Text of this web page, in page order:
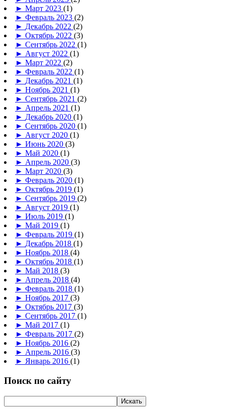
► Март 2023 (1)
► Февраль 2023 (2)
► Декабрь 2022 (2)
► Октябрь 2022 (3)
► Сентябрь 2022 (1)
► Август 2022 (1)
► Март 2022 (2)
► Февраль 2022 (1)
► Декабрь 2021 (1)
► Ноябрь 2021 (1)
► Сентябрь 2021 (2)
► Апрель 2021 (1)
► Декабрь 2020 (1)
► Сентябрь 2020 (1)
► Август 2020 (1)
► Июнь 2020 (3)
► Май 2020 (1)
► Апрель 2020 (3)
► Март 2020 (3)
► Февраль 2020 (1)
► Октябрь 2019 (1)
► Сентябрь 2019 (2)
► Август 2019 (1)
► Июль 2019 (1)
► Май 2019 (1)
► Февраль 2019 (1)
► Декабрь 2018 (1)
► Ноябрь 2018 (4)
► Октябрь 2018 (1)
► Май 2018 (3)
► Апрель 2018 (4)
► Февраль 2018 (1)
► Ноябрь 2017 (3)
► Октябрь 2017 (3)
► Сентябрь 2017 (1)
► Май 2017 (1)
► Февраль 2017 (2)
► Ноябрь 2016 (2)
► Апрель 2016 (3)
► Январь 2016 (1)
Поиск по сайту